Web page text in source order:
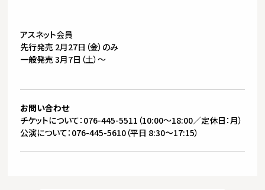
アスネット会員
先行発売 2月27日（金）のみ
一般発売 3月7日（土）～
お問い合わせ
チケットについて：076-445-5511（10:00～18:00／定休日：月）
公演について：076-445-5610（平日 8:30～17:15）